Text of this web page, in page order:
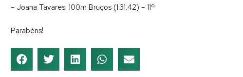
– Joana Tavares: 100m Bruços (1:31.42) – 11º
Parabéns!